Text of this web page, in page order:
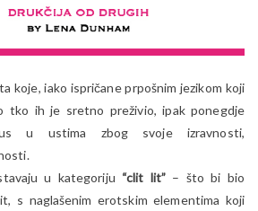
koje, iako ispričane prpošnim jezikom koji
tko ih je sretno preživio, ipak ponegdje
u ustima zbog svoje izravnosti,
u kategoriju “clit lit” – što bi bio
s naglašenim erotskim elementima koji